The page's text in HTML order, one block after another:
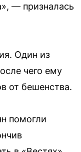
— призналась
Один из
чего ему
от бешенства.
помогли